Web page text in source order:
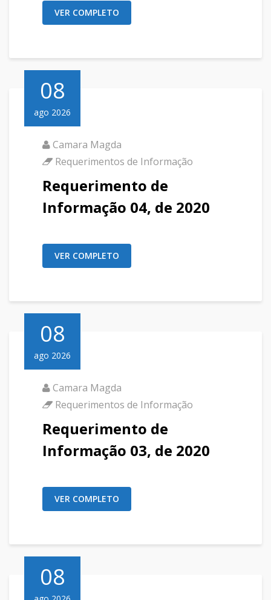
VER COMPLETO
08
ago 2026
Camara Magda
Requerimentos de Informação
Requerimento de
Informação 04, de 2020
VER COMPLETO
08
ago 2026
Camara Magda
Requerimentos de Informação
Requerimento de
Informação 03, de 2020
VER COMPLETO
08